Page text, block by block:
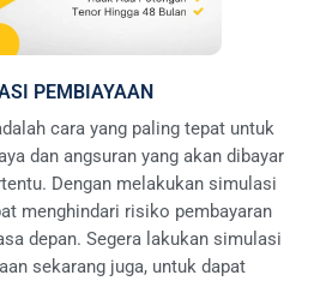
PEMBIAYAAN
cara yang paling tepat untuk
dan angsuran yang akan dibayar
Dengan melakukan simulasi
menghindari risiko pembayaran
depan. Segera lakukan simulasi
sekarang juga, untuk dapat